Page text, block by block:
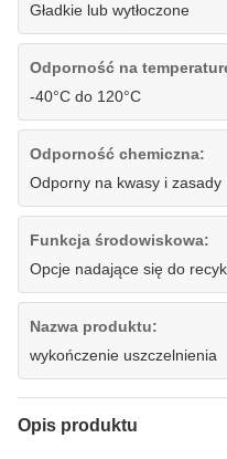
Gładkie lub wytłoczone
Odporność na
-40°C do 120°C
Odporność chemiczna:
Odporny na kwasy i zasady
Funkcja środowiskowa:
Opcje nadające się do
Nazwa produktu:
wykończenie uszczelnienia
Opis produktu